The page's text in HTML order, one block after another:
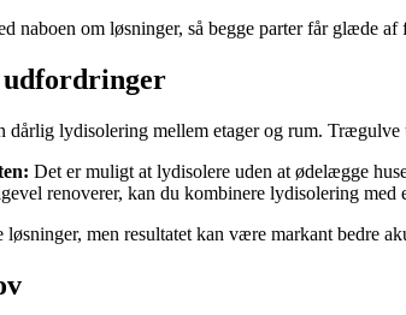
naboen om løsninger, så begge parter får glæde af
lydisolering mellem etager og rum.
Det er muligt at lydisolere uden at ødelægge
renoverer, kan du kombinere lydisolering
men resultatet kan være markant bedre